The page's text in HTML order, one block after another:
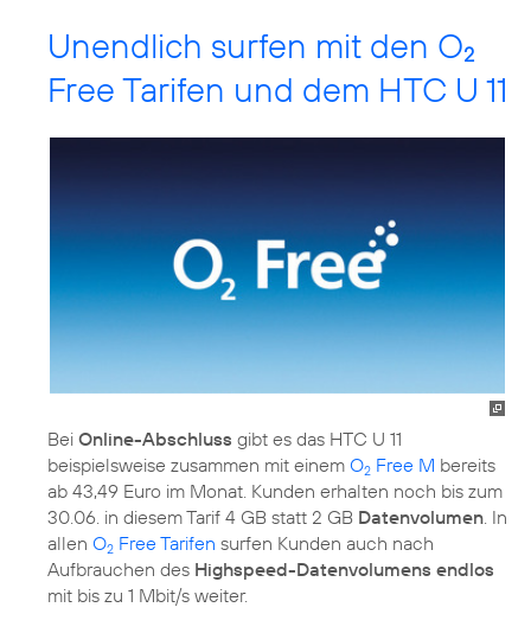
Unendlich surfen mit den O2
Free Tarifen und dem HTC U 11
Bei Online-Abschluss gibt es das HTC U 11
beispielsweise zusammen mit einem O2 Free M bereits
ab 43,49 Euro im Monat. Kunden erhalten noch bis zum
30.06. in diesem Tarif 4 GB statt 2 GB Datenvolumen . In
allen O2 Free Tarifen surfen Kunden auch nach
Aufbrauchen des Highspeed-Datenvolumens endlos
mit bis zu 1 Mbit/s weiter.